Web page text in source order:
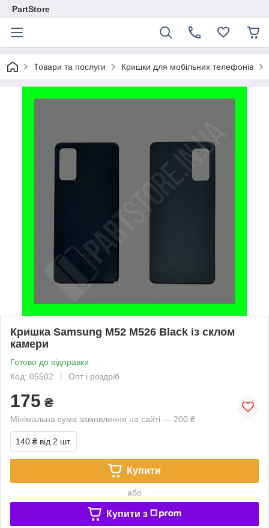
PartStore
Товари та послуги Кришки для мобільних телефонів
Кришка Samsung M52 M526 Black із склом
камери
Готово до відправки
Код: 05502
Опт і роздріб
175 ₴
Мінімальна сума замовлення на сайті — 200 ₴
140 ₴ від 2 шт.
Купити
або
Купити з